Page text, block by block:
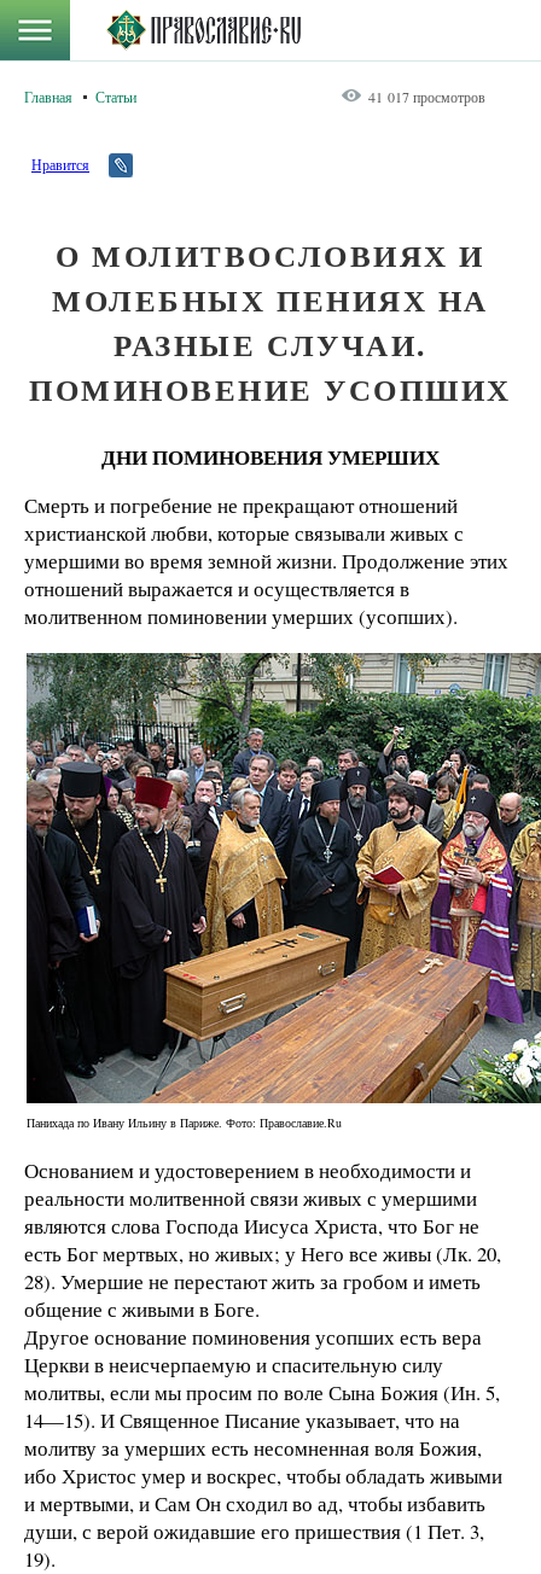
Главная Статьи 41 017 просмотров
Нравится
О МОЛИТВОСЛОВИЯХ И
МОЛЕБНЫХ ПЕНИЯХ НА
РАЗНЫЕ СЛУЧАИ.
ПОМИНОВЕНИЕ УСОПШИХ
ДНИ ПОМИНОВЕНИЯ УМЕРШИХ
Смерть и погребение не прекращают отношений
христианской любви, которые связывали живых с
умершими во время земной жизни. Продолжение этих
отношений выражается и осуществляется в
молитвенном поминовении умерших (усопших).
Панихада по Ивану Ильину в Париже. Фото: Православие.Ru
Основанием и удостоверением в необходимости и
реальности молитвенной связи живых с умершими
являются слова Господа Иисуса Христа, что Бог не
есть Бог мертвых, но живых; у Него все живы (Лк. 20,
28). Умершие не перестают жить за гробом и иметь
общение с живыми в Боге.
Другое основание поминовения усопших есть вера
Церкви в неисчерпаемую и спасительную силу
молитвы, если мы просим по воле Сына Божия (Ин. 5,
14—15). И Священное Писание указывает, что на
молитву за умерших есть несомненная воля Божия,
ибо Христос умер и воскрес, чтобы обладать живыми
и мертвыми, и Сам Он сходил во ад, чтобы избавить
души, с верой ожидавшие его пришествия (1 Пет. 3,
19).